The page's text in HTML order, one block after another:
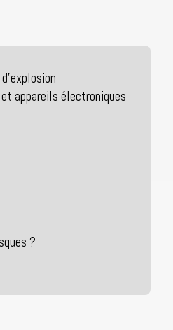
appareils électroniques
?